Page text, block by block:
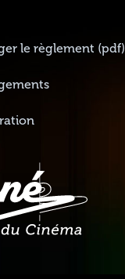
le règlement (pdf)